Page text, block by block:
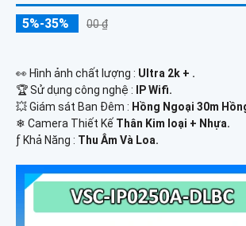
5%-35% 00 ₫
️👀 Hình ảnh chất lượng : Ultra 2k + .
🏆 Sử dụng công nghệ :
IP Wifi.
💥 Giám sát Ban Đêm : Hồng Ngoại 30m
❄ Camera Thiết Kế Thân Kim loại + Nhựa.
️ƒ Khả Năng : Thu Âm Và Loa.